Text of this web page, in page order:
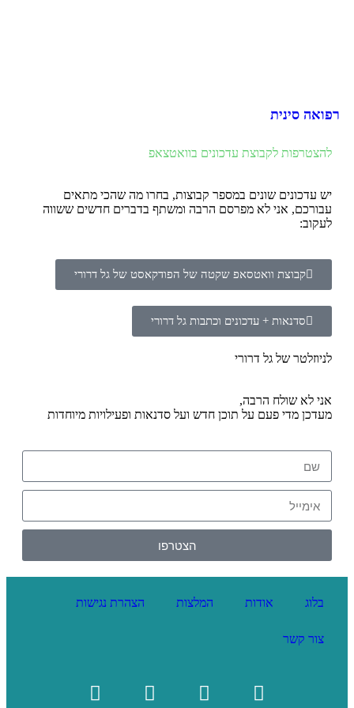
רפואה סינית
להצטרפות לקבוצת עדכונים בוואטצאפ
יש עדכונים שונים במספר קבוצות, בחרו מה שהכי מתאים
עבורכם, אני לא מפרסם הרבה ומשתף בדברים חדשים ששווה
לעקוב:
קבוצת וואטסאפ שקטה של הפודקאסט של גל דרורי
סדנאות + עדכונים וכתבות גל דרורי
לניוזלטר של גל דרורי
אני לא שולח הרבה,
מעדכן מדי פעם על תוכן חדש ועל סדנאות ופעילויות מיוחדות
הצטרפו
בלוג אודות המלצות הצהרת נגישות
צור קשר